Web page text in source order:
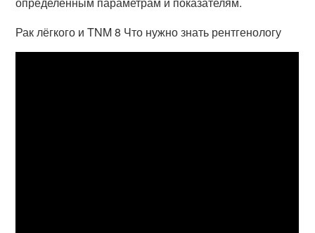
Рак лёгкого и TNM 8 Что нужно знать рентгенологу